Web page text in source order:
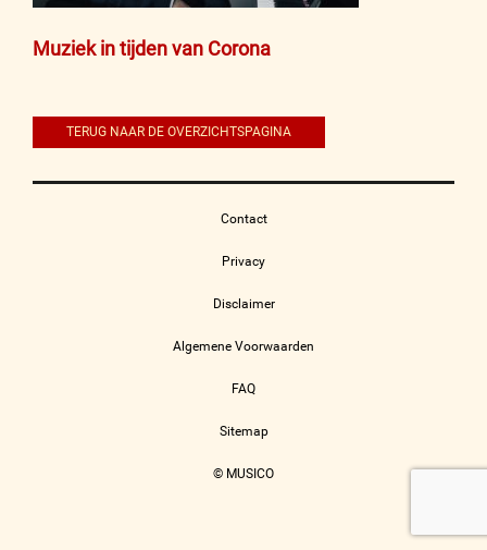
Bericht
Muziek in tijden van Corona
TERUG NAAR DE OVERZICHTSPAGINA
Contact
Privacy
Disclaimer
Algemene Voorwaarden
FAQ
Sitemap
© MUSICO